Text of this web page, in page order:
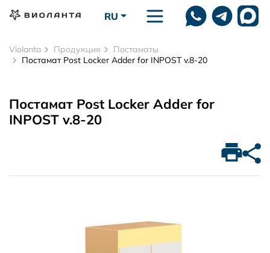
RU
Violanta Продукция
Постаматы
Постамат Post Locker Adder for INPOST v.8-20
Постамат Post Locker Adder for
INPOST v.8-20